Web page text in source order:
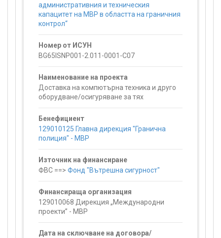
административния и техническия
капацитет на МВР в областта на граничния
контрол“
Номер от ИСУН
BG65ISNP001-2.011-0001-C07
Наименование на проекта
Доставка на компютърна техника и друго
оборудване/осигуряване за тях
Бенефициент
129010125 Главна дирекция "Гранична
полиция" - МВР
Източник на финансиране
ФВС ==> Фонд "Вътрешна сигурност"
Финансираща организация
129010068 Дирекция „Международни
проекти” - МВР
Дата на сключване на договора/